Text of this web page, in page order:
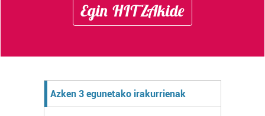
Egin HITZAkide
Azken 3 egunetako irakurrienak